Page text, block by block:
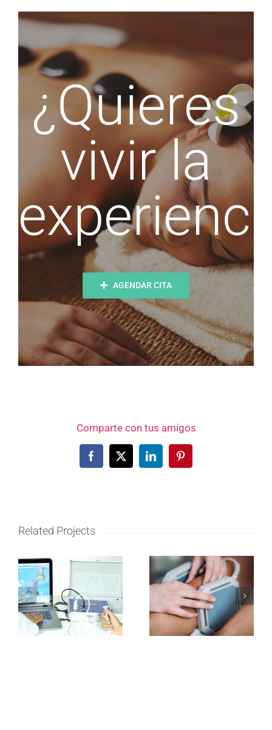
¿Quieres
vivir la
AGENDAR CITA
Comparte con tus amigos
Facebook
X LinkedInPinterest
Related Projects